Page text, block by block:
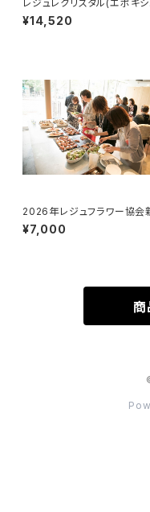
レジュレクリスタル(エポキシ
ジン800g)
¥14,520
2026年レジュフラワー協会
年会
¥7,000
商